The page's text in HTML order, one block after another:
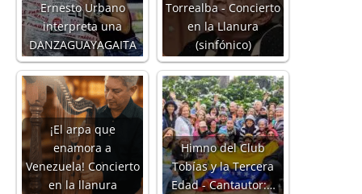
Ernesto Urbano
interpreta una
DANZAGUAYAGAITA
Torrealba - Concierto
en la Llanura
(sinfónico)
¡El arpa que
enamora a
Venezuela! Concierto
en la llanura
Himno del Club
Tobías y la Tercera
Edad - Cantautor:…